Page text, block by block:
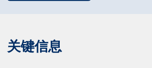
关键信息